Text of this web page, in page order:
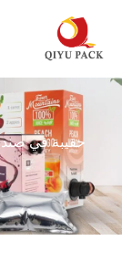
حقيبة في